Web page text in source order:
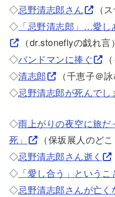
◇忌野清志郎さん
（
◇ 「忌野清志郎」…愛し
（dr.stoneflyの戯れ言）
◇バンドマンに捧ぐ
◇清志郎
（千恵子＠詠
◇忌野清志郎が死んでし
◇雨上がりの夜空に旅
死」
（保坂展人のど
◇忌野清志郎さん逝く
◇ 「愛し合う」というこ
◇忌野清志郎さんが亡く